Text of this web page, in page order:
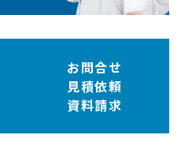
お問合せ
見積依頼
資料請求